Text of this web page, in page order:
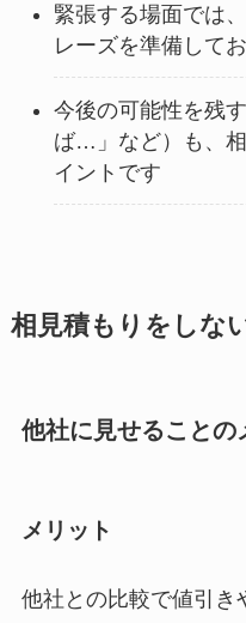
緊張する場面では
レーズを準備して
今後の可能性を残
ば…」など）も、
イントです
相見積もりをしな
他社に見せることの
メリット
他社との比較で値引き